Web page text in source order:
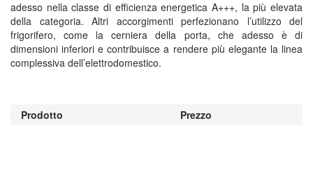
adesso nella classe di efficienza energetica A+++, la più elevata
della categoria. Altri accorgimenti perfezionano l’utilizzo del
frigorifero, come la cerniera della porta, che adesso è di
dimensioni inferiori e contribuisce a rendere più elegante la linea
complessiva dell’elettrodomestico.
Prodotto Prezzo